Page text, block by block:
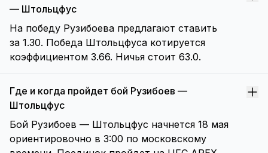
— Штольцфус
На победу Рузибоева предлагают ставить
за 1.30. Победа Штольцфуса котируется
коэффициентом 3.66. Ничья стоит 63.0.
Где и когда пройдет бой Рузибоев —
Штольцфус
Бой Рузибоев — Штольцфус начнется 18 мая
ориентировочно в 3:00 по московскому